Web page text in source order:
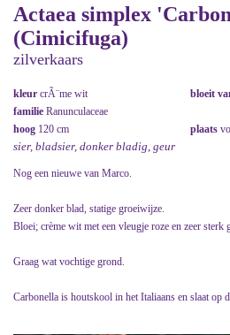
Actaea simplex
(Cimicifuga)
zilverkaars
kleur crÃ¨me wit bloeit
familie Ranunculaceae
hoog 120 cm plaats
sier, bladsier, donker bladig, geur
Nog een nieuwe van Marco.
Zeer donker blad, statige groeiwijze.
Bloei; crème wit met een vleugje roze en zeer sterk
Graag wat vochtige grond.
Carbonella is houtskool in het Italiaans en slaat op